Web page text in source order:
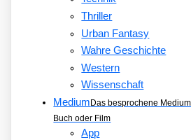
Thriller
Urban Fantasy
Wahre Geschichte
Western
Wissenschaft
Medium Das besprochene
Buch oder Film
App